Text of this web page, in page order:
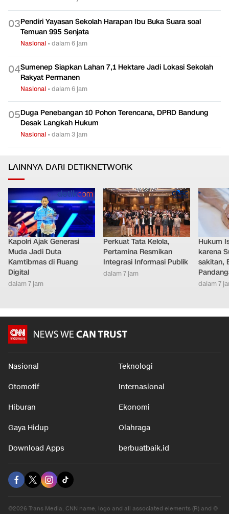
03Pendiri Yayasan Sekolah Harapan Ibu Buka Suara soal
Temuan 995 Senjata
Nasional •dalam 6 jam
04Sumenep Siapkan Lahan 7,1 Hektare Jadi Lokasi Sekolah
Rakyat Permanen
Nasional •dalam 6 jam
05Duga Penebangan 10 Pohon Terencana, DPRD Bandung
Desak Langkah Hukum
Nasional •dalam 3 jam
LAINNYA DARI DETIKNETWORK
Kapolri Ajak Generasi
Muda Jadi Duta
Kamtibmas di Ruang
Digital
dalam 7 jam
Perkuat Tata Kelola,
Pertamina Resmikan
Integrasi Informasi Publik
dalam 7 jam
Hukum
karena
sakitan,
dalam 7
Nasional Teknologi
Otomotif Internasional
Hiburan Ekonomi
Gaya Hidup Olahraga
Download Apps berbuatbaik.id
©2026 Trans Media, CNN name, logo and all associated elements (R) and ©